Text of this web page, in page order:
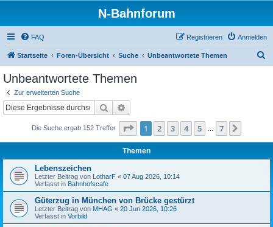
N-Bahnforum
FAQ Anmelden
Registrieren
Startseite Foren-Übersicht Suche Unbeantwortete Themen
Unbeantwortete Themen
Zur erweiterten Suche
Suche
Die Suche ergab 152 Treffer Seite 1von
1 2 3 4 5 7
Themen
Lebenszeichen
Letzter Beitrag von LotharF « 07 Aug 2026, 10:14
Verfasst in Bahnhofscafe
Güterzug in München von Brücke gestürzt
Letzter Beitrag von MHAG « 20 Jun 2026, 10:26
Verfasst in Vorbild